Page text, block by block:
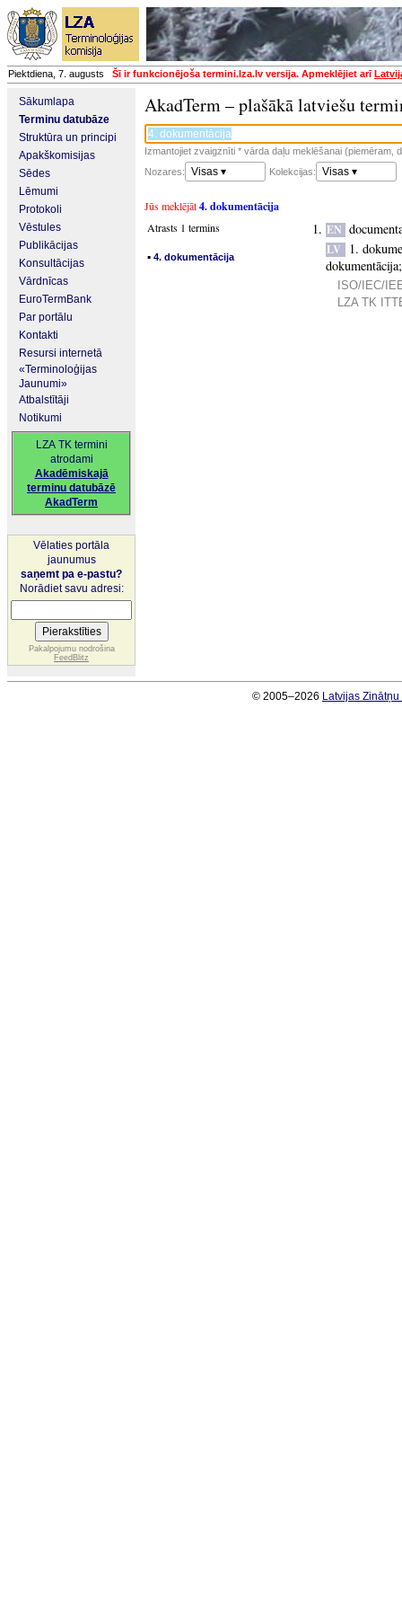
Piektdiena, 7. augusts Šī ir funkcionējoša termini.lza.lv versija. Apmeklējiet arī
Sākumlapa
Terminu datubāze
Struktūra un principi
Apakškomisijas
Sēdes
Lēmumi
Protokoli
Vēstules
Publikācijas
Konsultācijas
Vārdnīcas
EuroTermBank
Par portālu
Kontakti
Resursi internetā
«Terminoloģijas
Jaunumi»
Atbalstītāji
Notikumi
LZA TK termini
atrodami
Akadēmiskajā
terminu datubāzē
AkadTerm
Vēlaties portāla
jaunumus
saņemt pa e-pastu?
Norādiet savu adresi:
Pakalpojumu nodrošina
FeedBlitz
AkadTerm – plašākā latviešu
Izmantojiet zvaigznīti * vārda daļu meklēšanai (piemēram,
Nozares:
Visas ▾ Kolekcijas: Visas ▾
Jūs meklējāt4. dokumentācija
Atrasts 1 termins
▪ 4. dokumentācija
EN
LV
1.
dokumentācija
ISO/IEC/
LZA TK
© 2005–2026 Latvijas